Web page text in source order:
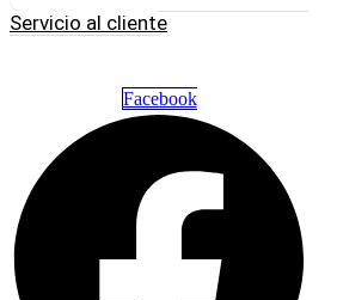
Servicio al cliente
Facebook